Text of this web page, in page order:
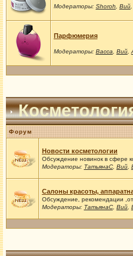
Модераторы: Shoroh Вий,
Парфюмерия
Модераторы: Васса Вий,
Форум
Новости косметологии
Обсуждение новинок в сфере
Модераторы: ТатьянаС, Вий,
Салоны красоты,
Обсуждение, рекомендации
Модераторы: ТатьянаС, Вий,